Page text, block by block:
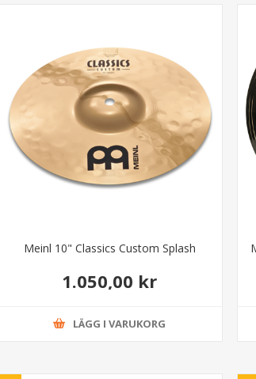
Meinl 10" Classics Custom Splash
1.050,00 kr
LÄGG I VARUKORG